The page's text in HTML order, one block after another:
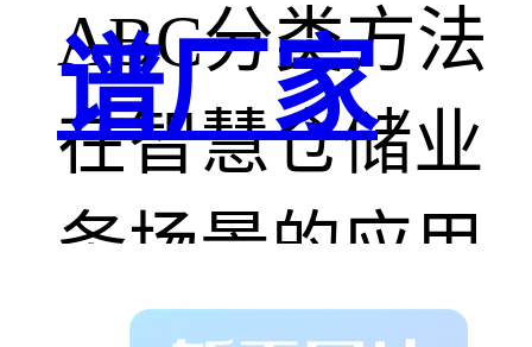
ABC分类方法
在智慧仓储业
务场景的应用
谱厂家